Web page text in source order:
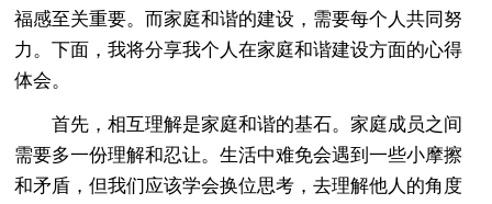
福感至关重要。而家庭和谐的建设，需要每个人共同努
力。下面，我将分享我个人在家庭和谐建设方面的心得
体会。
首先，相互理解是家庭和谐的基石。家庭成员之间
需要多一份理解和忍让。生活中难免会遇到一些小摩擦
和矛盾，但我们应该学会换位思考，去理解他人的角度